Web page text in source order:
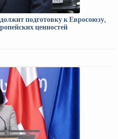
подготовку к Евросоюзу,
ценностей